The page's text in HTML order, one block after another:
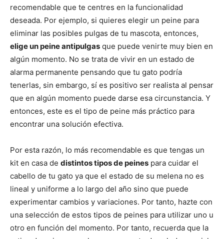
recomendable que te centres en la funcionalidad
deseada. Por ejemplo, si quieres elegir un peine para
eliminar las posibles pulgas de tu mascota, entonces,
elige un peine antipulgas que puede venirte muy bien en
algún momento. No se trata de vivir en un estado de
alarma permanente pensando que tu gato podría
tenerlas, sin embargo, sí es positivo ser realista al pensar
que en algún momento puede darse esa circunstancia. Y
entonces, este es el tipo de peine más práctico para
encontrar una solución efectiva.
Por esta razón, lo más recomendable es que tengas un
kit en casa de distintos tipos de peines para cuidar el
cabello de tu gato ya que el estado de su melena no es
lineal y uniforme a lo largo del año sino que puede
experimentar cambios y variaciones. Por tanto, hazte con
una selección de estos tipos de peines para utilizar uno u
otro en función del momento. Por tanto, recuerda que la